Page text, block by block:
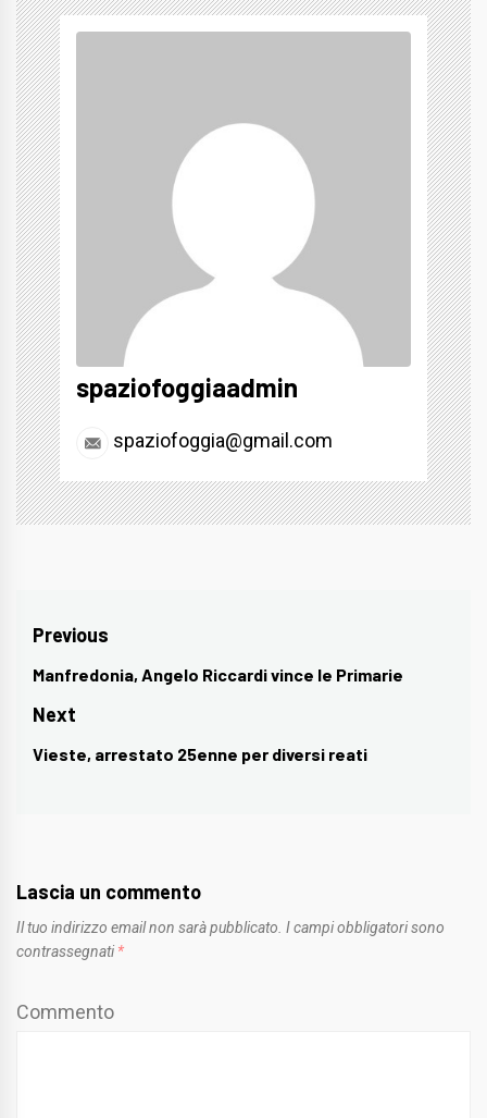
spaziofoggiaadmin
spaziofoggia@gmail.com
Navigazione
articoli
Previous
Previous
post:
Manfredonia, Angelo Riccardi vince le Primarie
Next
Next
Vieste, arrestato 25enne per diversi reati
Lascia un commento
Il tuo indirizzo email non sarà pubblicato. I campi obbligatori sono
contrassegnati *
Commento